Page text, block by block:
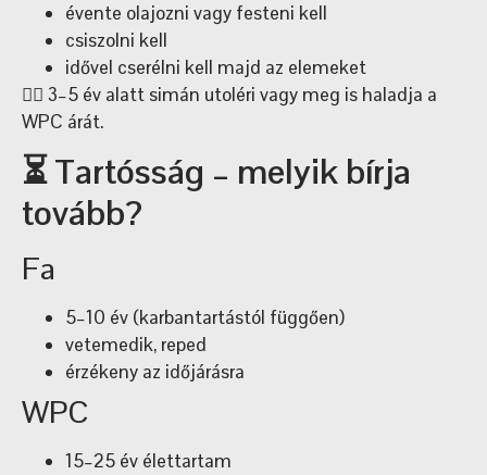
évente olajozni vagy festeni kell
csiszolni kell
idővel cserélni kell majd az elemeket
👉🏼 3–5 év alatt simán utoléri vagy meg is haladja a
WPC árát.
⏳ Tartósság – melyik bírja
tovább?
Fa
5–10 év (karbantartástól függően)
vetemedik, reped
érzékeny az időjárásra
WPC
15–25 év élettartam